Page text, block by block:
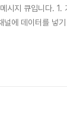
시지 큐입니다.
에 데이터를 넣기